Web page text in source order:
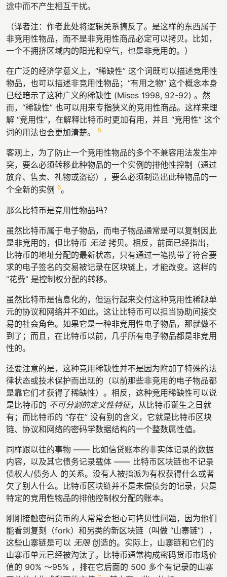
途中而不产生相互干扰。
（译者注：作者此处将逻辑关系搞反了。是这样的东西属于
非竞用性物品，而不是非竞用性商品必定可以拷贝。比如，
一个不拥挤区域内的阳光和空气，也是非竞用的。）
在广泛的经济学意义上，“稀缺性” 这个词既可以描述竞用性
物品，也可以描述非竞用性物品；“有用之物” 这个概念本身
已经暗示了这种广义的稀缺性 (Mises 1998, 92-92) 。然
而，“稀缺性” 也可以用来专指狭义的竞用性商品。这样来理
解 “竞用性”，在解释比特币时更加有用，并且 “竞用性” 这个
词的用法也会更加清楚。
5
客观上，为了防止一个竞用性物品的多个不兼容用法发生冲
突，要么必须转移此种物品的一个实例的排他性控制（通过
放弃、售卖、礼物或盗窃），要么必须制造出此种物品的一
个全新的实例 6。
那么比特币是竞用性物品吗？
虽然比特币属于电子物品，而电子物品通常是可以复制因此
是非竞用的，但比特币 无法拷贝。相反，前面已经指出，
比特币的地址分配的最新状态，只有通过一笔携带了符合要
求的电子签名的交易被记录在区块链上，才能改变。这样的
“花费” 是控制权分配的转移。
虽然比特币是信息化的，但运行起来交付这种竞用性稀缺单
元的协议和网络并不如此。这让比特币可以担当协助间接交
易的社会角色。如果它是一种非竞用性电子物品，那就做不
到了；而且，在比特币以前，几乎所有电子物品都是非竞用
性的。
还要注意的是，这种竞用稀缺性并不是因为附加了特殊的法
律状态或技术保护而出现的（以前那些非竞用的电子物品都
是靠它们才获得了稀缺性）。相反，这种竞用稀缺性可以说
是比特币的 不可分割的定义性特征，从比特币诞生之日就
有；而比特币的 “存在” 没有别的含义，它就是比特币区块
链、协议和网络的密码学数据结构的一个整数属性值。
同样跟以往的事物 —— 比如信贷账本的非实体记录的数据
内容，以及其它债务记录载体 —— 比特币区块链也不记录
债权人/债务人 的关系。没有人被指派为有权获得什么或者
欠了别人什么。比特币区块链并不是未偿债务的记录，只是
特定的竞用性物品的排他控制权分配的账本。
刚刚接触密码货币的人常常会担心可拷贝性问题，因为他们
能看到复刻（fork）和另类的新区块链（叫做 “山寨链”），
这些山寨链是可以 无限创造的。实际上，山寨链和它们的
山寨币单元已经被淘汰了。比特币通常构成密码货币市场价
值的 90% ～95% ，排在它后面的 500 多个有记录的山寨